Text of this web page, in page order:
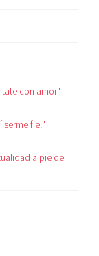
con amor"
serme fiel"
a pie de